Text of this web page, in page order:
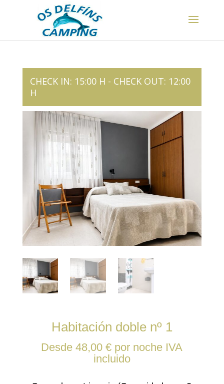
CHECK IN: 15:00 H - CHECK OUT: 12:00
H
Habitación doble nº 1
Desde48,00€ por noche IVA
incluido